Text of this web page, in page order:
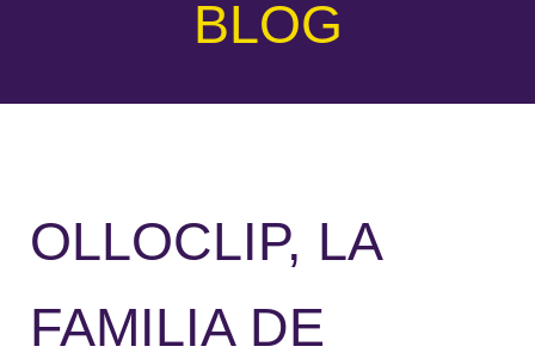
BLOG
OLLOCLIP, LA
FAMILIA DE